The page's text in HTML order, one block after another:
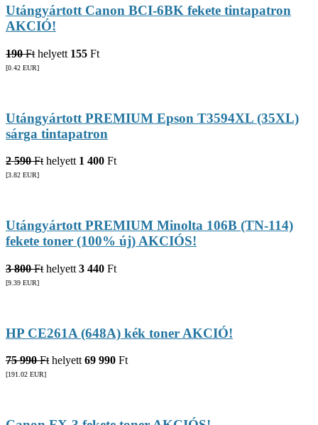
Utángyártott Canon BCI-6BK fekete tintapatron
AKCIÓ!
190 Ft helyett 155 Ft
[0.42 EUR]
Utángyártott PREMIUM Epson T3594XL (35XL)
sárga tintapatron
2 590 Fthelyett 1 400 Ft
[3.82 EUR]
Utángyártott PREMIUM Minolta 106B (TN-114)
fekete toner (100% új) AKCIÓS!
3 800 Ft helyett 3 440 Ft
[9.39 EUR]
HP CE261A (648A) kék toner AKCIÓ!
75 990 Ft helyett 69 990 Ft
[191.02 EUR]